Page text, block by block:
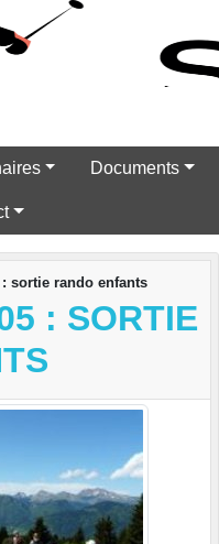
Documents
: sortie rando enfants
: SORTIE